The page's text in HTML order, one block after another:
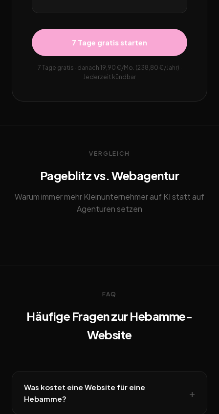
7 Tage gratis starten
7 Tage gratis · danach 19,90 €/Mo. (238,80 €/Jahr) ·
Jederzeit kündbar
VERGLEICH
Pageblitz vs. Webagentur
Warum immer mehr Kleinunternehmer auf KI statt auf
Agenturen setzen
FAQ
Häufige Fragen zur Hebamme-
Website
Was kostet eine Website für eine
Hebamme?